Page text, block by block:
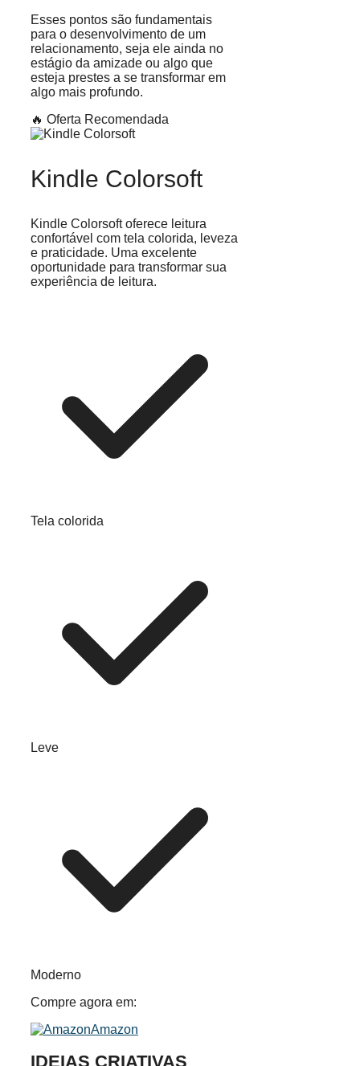
Esses pontos são fundamentais
para o desenvolvimento de um
relacionamento, seja ele ainda no
estágio da amizade ou algo que
esteja prestes a se transformar em
algo mais profundo.
🔥 Oferta Recomendada
Kindle Colorsoft
Kindle Colorsoft oferece leitura
confortável com tela colorida, leveza
e praticidade. Uma excelente
oportunidade para transformar sua
experiência de leitura.
Tela colorida
Leve
Moderno
Compre agora em:
Amazon
IDEIAS CRIATIVAS